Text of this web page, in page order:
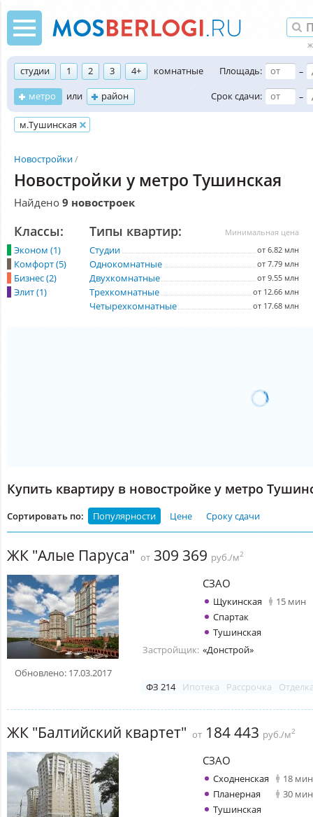
студии 1 2 3 4+
комнатные
метро
или район
Площадь:
–
Срок сдачи:
–
м.Тушинская
Новостройки
Новостройки у метро Тушинская
Найдено 9 новостроек
Классы:
Эконом (1)
Комфорт (5)
Бизнес (2)
Элит (1)
Минимальная цена
Типы квартир:
Студии от 6.82 млн
Однокомнатные от 7.79 млн
Двухкомнатные от 9.55 млн
Трехкомнатные от 12.66 млн
Четырехкомнатные от 17.68 млн
Купить квартиру в новостройке у метро
Сортировать по: Популярности Цене Сроку сдачи
ЖК "Алые Паруса" от 309 369 руб./м2
Обновлено: 17.03.2017
СЗАО
Щукинская
15 мин
Спартак
Тушинская
Застройщик: «Донстрой»
ФЗ 214 Ипотека Рассрочка
ЖК "Балтийский квартет" от 184 443 руб./м2
СЗАО
Сходненская
18 мин
Планерная
30 мин
Тушинская